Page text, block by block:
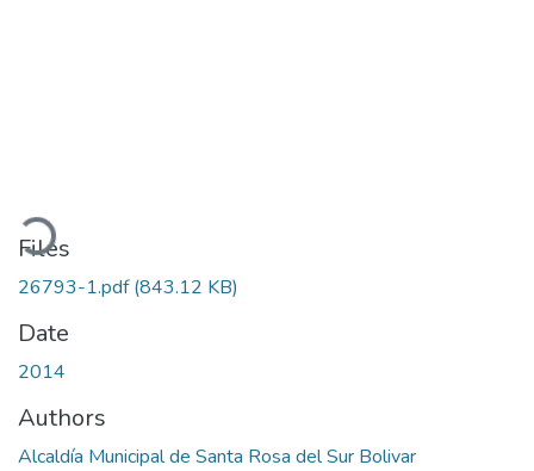
Files
26793-1.pdf(843.12 KB)
Date
2014
Authors
Alcaldía Municipal de Santa Rosa del Sur Bolivar